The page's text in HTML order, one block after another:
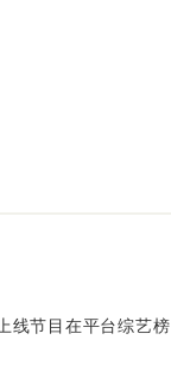
线节目在平台综艺榜